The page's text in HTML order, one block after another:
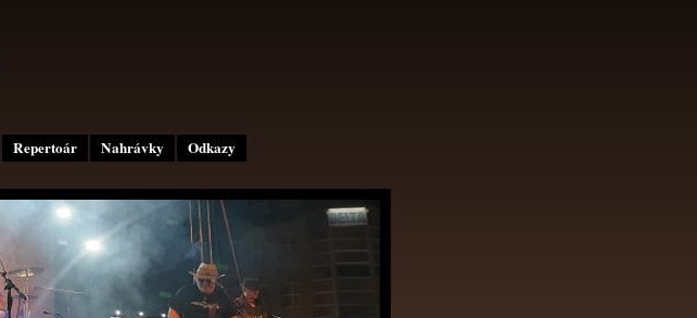
Repertoár Nahrávky
Odkazy